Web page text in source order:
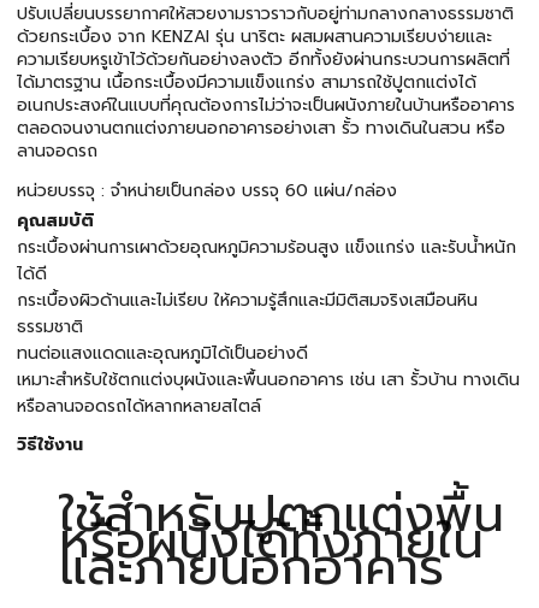
ปรับเปลี่ยนบรรยากาศให้สวยงามราวราวกับอยู่ท่ามกลางกลางธรรมชาติ
ด้วยกระเบื้อง จาก KENZAI รุ่น นาริตะ ผสมผสานความเรียบง่ายและ
ความเรียบหรูเข้าไว้ด้วยกันอย่างลงตัว อีกทั้งยังผ่านกระบวนการผลิตที่
ได้มาตรฐาน เนื้อกระเบื้องมีความแข็งแกร่ง สามารถใช้ปูตกแต่งได้
อเนกประสงค์ในแบบที่คุณต้องการไม่ว่าจะเป็นผนังภายในบ้านหรืออาคาร
ตลอดจนงานตกแต่งภายนอกอาคารอย่างเสา รั้ว ทางเดินในสวน หรือ
ลานจอดรถ
หน่วยบรรจุ : จำหน่ายเป็นกล่อง บรรจุ 60 แผ่น/กล่อง
คุณสมบัติ
กระเบื้องผ่านการเผาด้วยอุณหภูมิความร้อนสูง แข็งแกร่ง และรับน้ำหนัก
ได้ดี
กระเบื้องผิวด้านและไม่เรียบ ให้ความรู้สึกและมีมิติสมจริงเสมือนหิน
ธรรมชาติ
ทนต่อแสงแดดและอุณหภูมิได้เป็นอย่างดี
เหมาะสำหรับใช้ตกแต่งบุผนังและพื้นนอกอาคาร เช่น เสา รั้วบ้าน ทางเดิน
หรือลานจอดรถได้หลากหลายสไตล์
วิธีใช้งาน
ใช้สำหรับปูตกแต่งพื้น
หรือผนังได้ทั้งภายใน
และภายนอกอาคาร